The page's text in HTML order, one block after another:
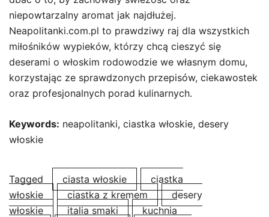
niepowtarzalny aromat jak najdłużej.
Neapolitanki.com.pl to prawdziwy raj dla wszystkich
miłośników wypieków, którzy chcą cieszyć się
deserami o włoskim rodowodzie we własnym domu,
korzystając ze sprawdzonych przepisów, ciekawostek
oraz profesjonalnych porad kulinarnych.
Keywords: neapolitanki, ciastka włoskie, desery
włoskie
Tagged ciasta włoskie
ciastka
włoskie
ciastka z kremem
desery
włoskie
italia smaki
kuchnia